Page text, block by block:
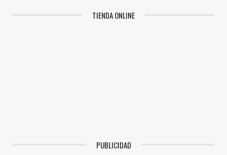
TIENDA ONLINE
PUBLICIDAD